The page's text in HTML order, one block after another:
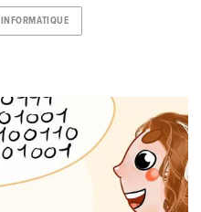
INFORMATIQUE